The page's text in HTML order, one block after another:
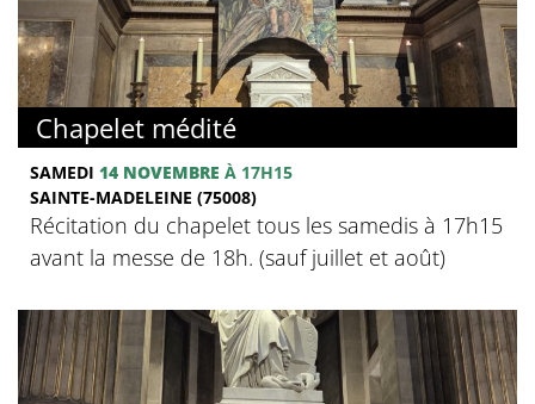
Chapelet médité
SAMEDI 14 NOVEMBRE À 17H15
SAINTE-MADELEINE (75008)
Récitation du chapelet tous les samedis à 17h15
avant la messe de 18h. (sauf juillet et août)